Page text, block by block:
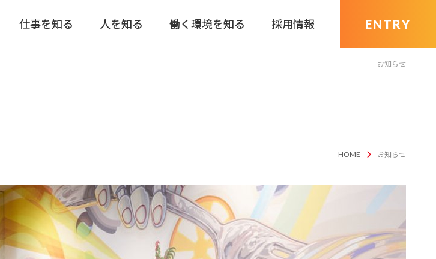
仕事を知る
店舗の工事管理・メンテナンス職
人を知る 働く環境を知る 採用情報 ENTRY
お知らせ
HOME お知らせ